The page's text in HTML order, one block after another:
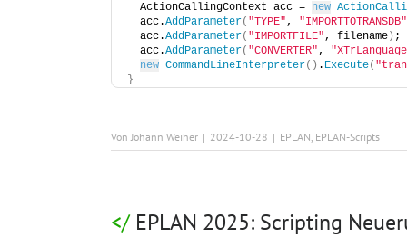
  ActionCallingContext acc =
new
  acc.
AddParameter( "TYPE", "IMPORTTOTRANSDB"
  acc.
AddParameter( "IMPORTFILE", filename ) ;
  acc.
AddParameter( "CONVERTER",
new CommandLineInterpreter() . Execute(
}
VonJohann Weiher | 2024-10-28 | EPLAN, EPLAN-Scripts
EPLAN 2025: Scripting